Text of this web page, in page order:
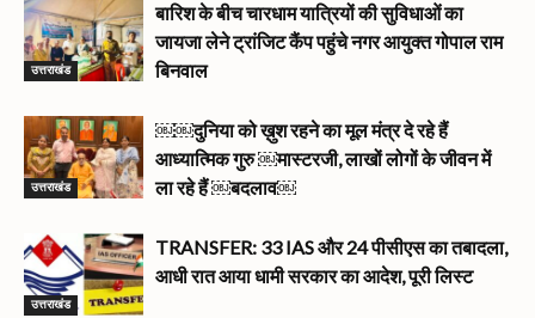
उत्तराखंड
बारिश के बीच चारधाम यात्रियों की सुविधाओं का
जायजा लेने ट्रांजिट कैंप पहुंचे नगर आयुक्त गोपाल राम
बिनवाल
उत्तराखंड
￼￼दुनिया को ख़ुश रहने का मूल मंत्र दे रहे हैं
आध्यात्मिक गुरु ￼मास्टरजी, लाखों लोगों के जीवन में
ला रहे हैं ￼बदलाव￼
उत्तराखंड
TRANSFER: 33 IAS और 24 पीसीएस का तबादला,
आधी रात आया धामी सरकार का आदेश, पूरी लिस्ट